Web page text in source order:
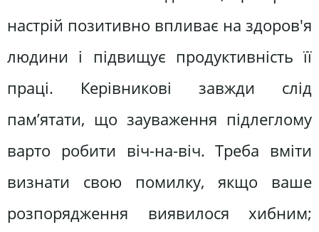
настрій позитивно впливає на здоров'я
людини і підвищує продуктивність її
праці. Керівникові завжди слід
пам’ятати, що зауваження підлеглому
варто робити віч-на-віч. Треба вміти
визнати свою помилку, якщо ваше
розпорядження виявилося хибним;